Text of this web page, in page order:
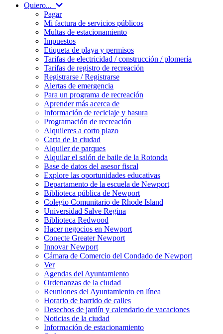
Quiero...
Pagar
Mi factura de servicios públicos
Multas de estacionamiento
Impuestos
Etiqueta de playa y permisos
Tarifas de electricidad / construcción / plomería
Tarifas de registro de recreación
Registrarse / Registrarse
Alertas de emergencia
Para un programa de recreación
Aprender más acerca de
Información de reciclaje y basura
Programación de recreación
Alquileres a corto plazo
Carta de la ciudad
Alquiler de parques
Alquilar el salón de baile de la Rotonda
Base de datos del asesor fiscal
Explore las oportunidades educativas
Departamento de la escuela de Newport
Biblioteca pública de Newport
Colegio Comunitario de Rhode Island
Universidad Salve Regina
Biblioteca Redwood
Hacer negocios en Newport
Conecte Greater Newport
Innovar Newport
Cámara de Comercio del Condado de Newport
Ver
Agendas del Ayuntamiento
Ordenanzas de la ciudad
Reuniones del Ayuntamiento en línea
Horario de barrido de calles
Desechos de jardín y calendario de vacaciones
Noticias de la ciudad
Información de estacionamiento